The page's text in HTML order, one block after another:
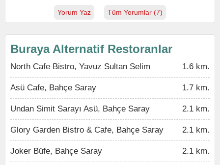
Yorum Yaz Tüm Yorumlar (7)
Buraya Alternatif Restoranlar
North Cafe Bistro, Yavuz Sultan Selim 1.6 km.
Asü Cafe, Bahçe Saray 1.7 km.
Undan Simit Sarayı Asü, Bahçe Saray 2.1 km.
Glory Garden Bistro & Cafe, Bahçe Saray 2.1 km.
Joker Büfe, Bahçe Saray 2.1 km.